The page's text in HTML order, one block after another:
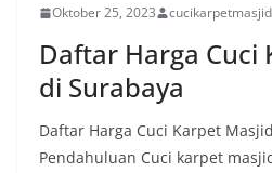
Oktober 25, 2023 cucikarpetmasjid
Daftar Harga Cuci
di Surabaya
Daftar Harga Cuci Karpet
Pendahuluan Cuci karpet